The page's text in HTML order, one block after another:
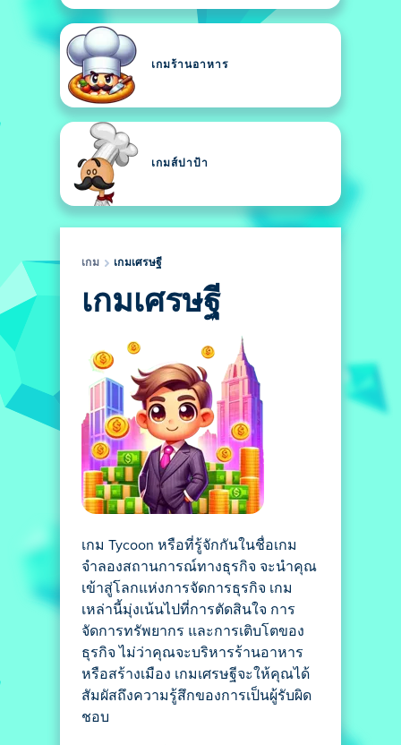
เกมร้านอาหาร
เกมส์ปาป้า
เกม เกมเศรษฐี
เกมเศรษฐี
เกม Tycoon หรือที่รู้จักกันในชื่อเกม
จำลองสถานการณ์ทางธุรกิจ จะนำคุณ
เข้าสู่โลกแห่งการจัดการธุรกิจ เกม
เหล่านี้มุ่งเน้นไปที่การตัดสินใจ การ
จัดการทรัพยากร และการเติบโตของ
ธุรกิจ ไม่ว่าคุณจะบริหารร้านอาหาร
หรือสร้างเมือง เกมเศรษฐีจะให้คุณได้
สัมผัสถึงความรู้สึกของการเป็นผู้รับผิด
ชอบ